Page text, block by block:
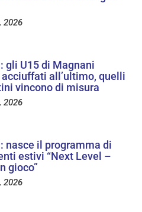
2026
gli U15 di Magnani
acciuffati all’ultimo, quelli
vincono di misura
2026
nasce il programma di
estivi “Next Level –
gioco”
2026